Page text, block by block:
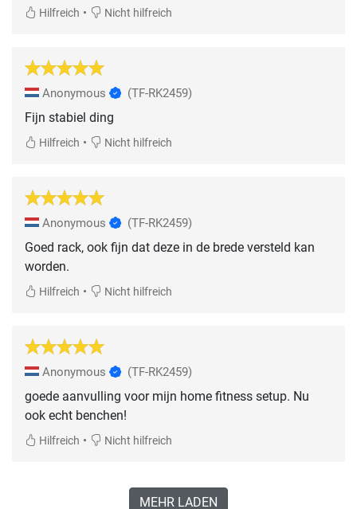
Hilfreich • Nicht hilfreich
Anonymous (TF-RK2459)
Fijn stabiel ding
Hilfreich • Nicht hilfreich
Anonymous (TF-RK2459)
Goed rack, ook fijn dat deze in de brede versteld kan
worden.
Hilfreich • Nicht hilfreich
Anonymous (TF-RK2459)
goede aanvulling voor mijn home fitness setup. Nu
ook echt benchen!
Hilfreich • Nicht hilfreich
MEHR LADEN